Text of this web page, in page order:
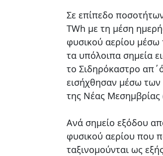
Σε επίπεδο
TWh με τη μέση
φυσικού αερίου
τα υπόλοιπα σημεία
το Σιδηρόκαστρο
εισήχθησαν μέσω των
της Νέας Μεσημβρίας
Ανά σημείο εξόδου
φυσικού αερίου που
ταξινομούνται ως